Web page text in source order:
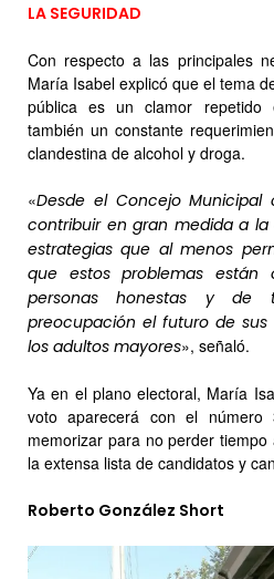
LA SEGURIDAD
Con respecto a las principales
María Isabel explicó que el tema
pública es un clamor repetido
también un constante
clandestina de alcohol y droga.
«Desde el Concejo Municipal
contribuir en gran medida a
estrategias que al menos
que estos problemas están
personas honestas y de
preocupación el futuro de
los adultos mayores», señaló.
Ya en el plano electoral, María
voto aparecerá con el
memorizar para no perder
la extensa lista de candidatos y
Roberto González Short